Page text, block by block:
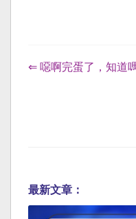
⇐ 噁啊完蛋了，知道
最新文章：